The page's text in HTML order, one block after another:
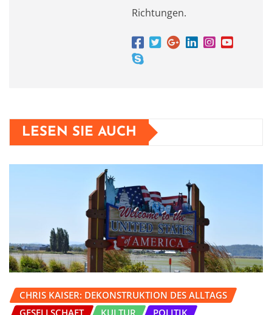
Richtungen.
LESEN SIE AUCH
CHRIS KAISER: DEKONSTRUKTION DES ALLTAGS
GESELLSCHAFT
KULTUR POLITIK